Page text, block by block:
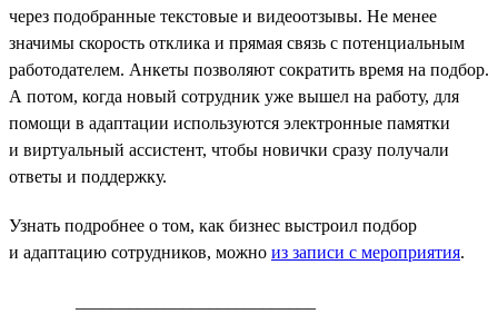
через подобранные текстовые и видеоотзывы. Не менее
значимы скорость отклика и прямая связь с потенциальным
работодателем. Анкеты позволяют сократить время на подбор.
А потом, когда новый сотрудник уже вышел на работу, для
помощи в адаптации используются электронные памятки
и виртуальный ассистент, чтобы новички сразу получали
ответы и поддержку.
Узнать подробнее о том, как бизнес выстроил подбор
и адаптацию сотрудников, можно из записи с мероприятия.